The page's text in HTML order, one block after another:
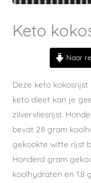
Keto
Naar
Deze keto
keto dieet kan je
zilvervliesrijst.
bevat 28 gram
gekookte witte rijst
Honderd gram
koolhydraten en 1.8